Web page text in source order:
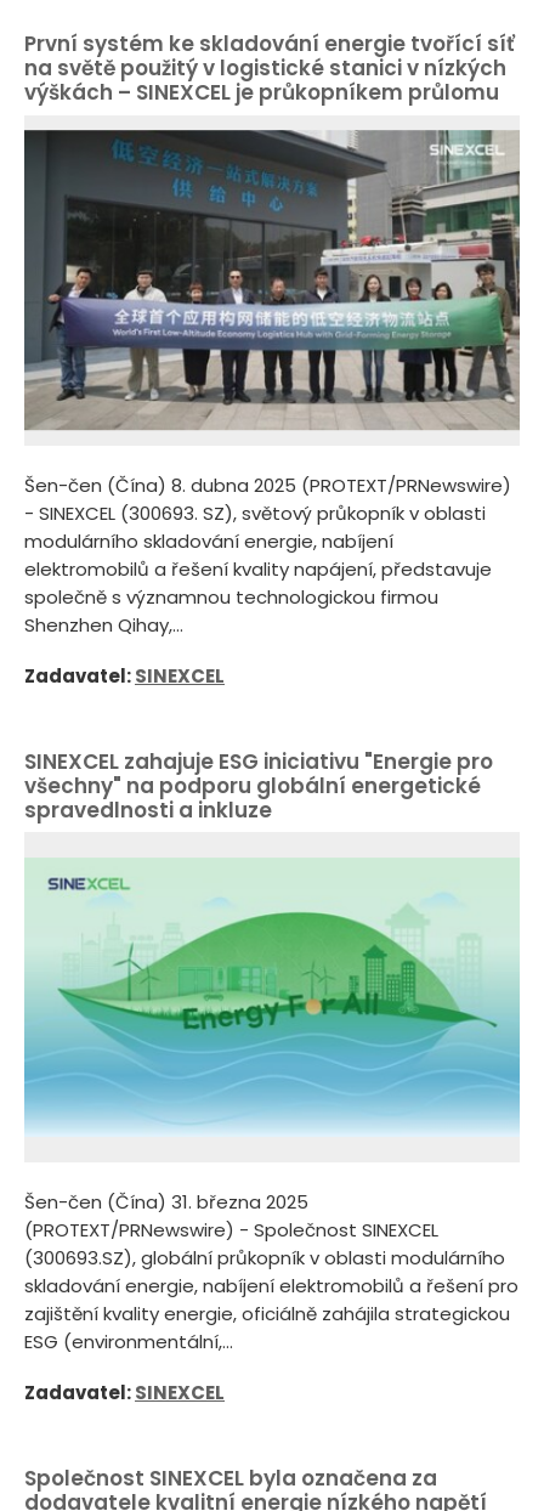
První systém ke skladování energie tvořící síť
na světě použitý v logistické stanici v nízkých
výškách – SINEXCEL je průkopníkem průlomu
Šen-čen (Čína) 8. dubna 2025 (PROTEXT/PRNewswire)
- SINEXCEL (300693. SZ), světový průkopník v oblasti
modulárního skladování energie, nabíjení
elektromobilů a řešení kvality napájení, představuje
společně s významnou technologickou firmou
Shenzhen Qihay,...
Zadavatel:SINEXCEL
SINEXCEL zahajuje ESG iniciativu "Energie pro
všechny" na podporu globální energetické
spravedlnosti a inkluze
Šen-čen (Čína) 31. března 2025
(PROTEXT/PRNewswire) - Společnost SINEXCEL
(300693.SZ), globální průkopník v oblasti modulárního
skladování energie, nabíjení elektromobilů a řešení pro
zajištění kvality energie, oficiálně zahájila strategickou
ESG (environmentální,...
Zadavatel:SINEXCEL
Společnost SINEXCEL byla označena za
dodavatele kvalitní energie nízkého napětí